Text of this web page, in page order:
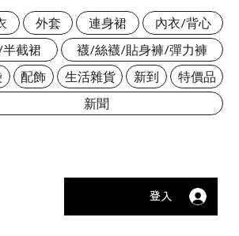
外套 連身裙
內衣/背心
截裙
襪/絲襪/貼身褲/彈力褲
配飾 生活雜貨 新到
特價品
新聞
登入